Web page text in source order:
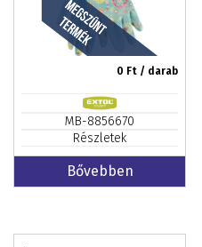
0 Ft / darab
MB-8856670
Részletek
Bővebben